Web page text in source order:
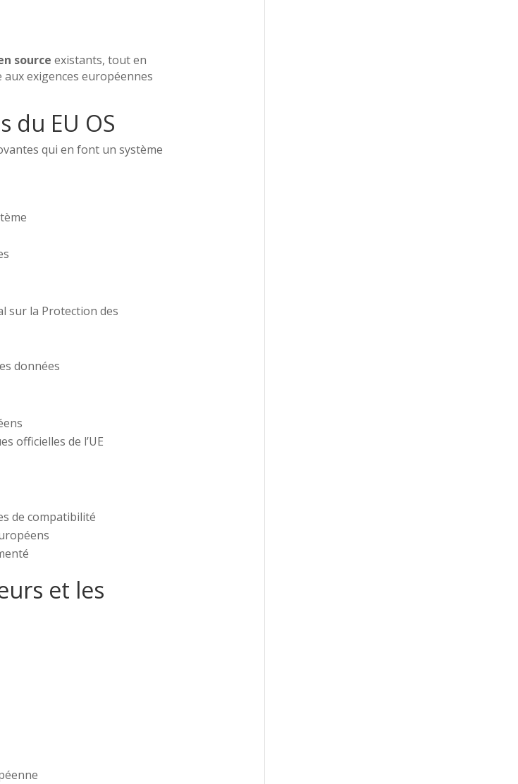
source existants, tout en
exigences européennes
du EU OS
qui en font un système
sur la Protection des
données
officielles de l’UE
de compatibilité
et les